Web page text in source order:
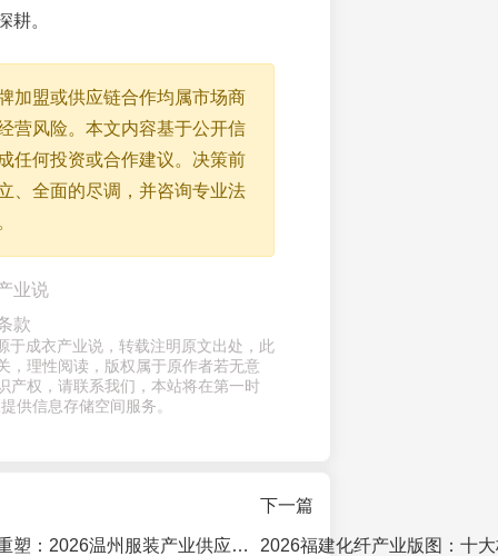
耕。
加盟或供应链合作均属市场商
营风险。本文内容基于公开信
任何投资或合作建议。决策前
、全面的尽调，并咨询专业法
业说
款
于成衣产业说，转载注明原文出处，此
，理性阅读，版权属于原作者若无意
产权，请联系我们，本站将在第一时
供信息存储空间服务。
智造驱动，价值重塑：2026温州服装产业供应链升级白皮书
下一篇